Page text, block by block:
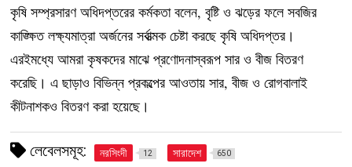
কৃষি সম্প্রসারণ অধিদপ্তরের কর্মকতা বলেন, বৃষ্টি ও ঝড়ের ফলে সবজির
কাঙ্ক্ষিত লক্ষ্যমাত্রা অর্জনের সর্বাত্মক চেষ্টা করছে কৃষি অধিদপ্তর।
এরইমধ্যে আমরা কৃষকদের মাঝে প্রণোদনাস্বরূপ সার ও বীজ বিতরণ
করেছি। এ ছাড়াও বিভিন্ন প্রকল্পের আওতায় সার, বীজ ও রোগবালাই
কীটনাশকও বিতরণ করা হয়েছে।
লেবেলসমূহ: নরসিংদী 12 সারাদেশ 650